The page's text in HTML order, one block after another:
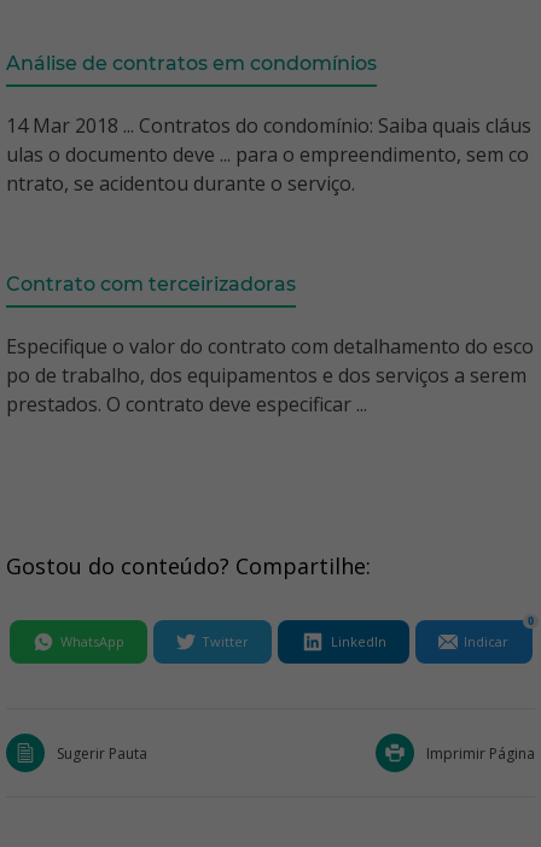
Análise de contratos em condomínios
14 Mar 2018 ... Contratos do condomínio: Saiba quais cláus
ulas o documento deve ... para o empreendimento, sem co
ntrato, se acidentou durante o serviço.
Contrato com terceirizadoras
Especifique o valor do contrato com detalhamento do esco
po de trabalho, dos equipamentos e dos serviços a serem
prestados. O contrato deve especificar ...
Gostou do conteúdo? Compartilhe:
WhatsApp Twitter LinkedIn Indicar
0
Sugerir Pauta Imprimir Página